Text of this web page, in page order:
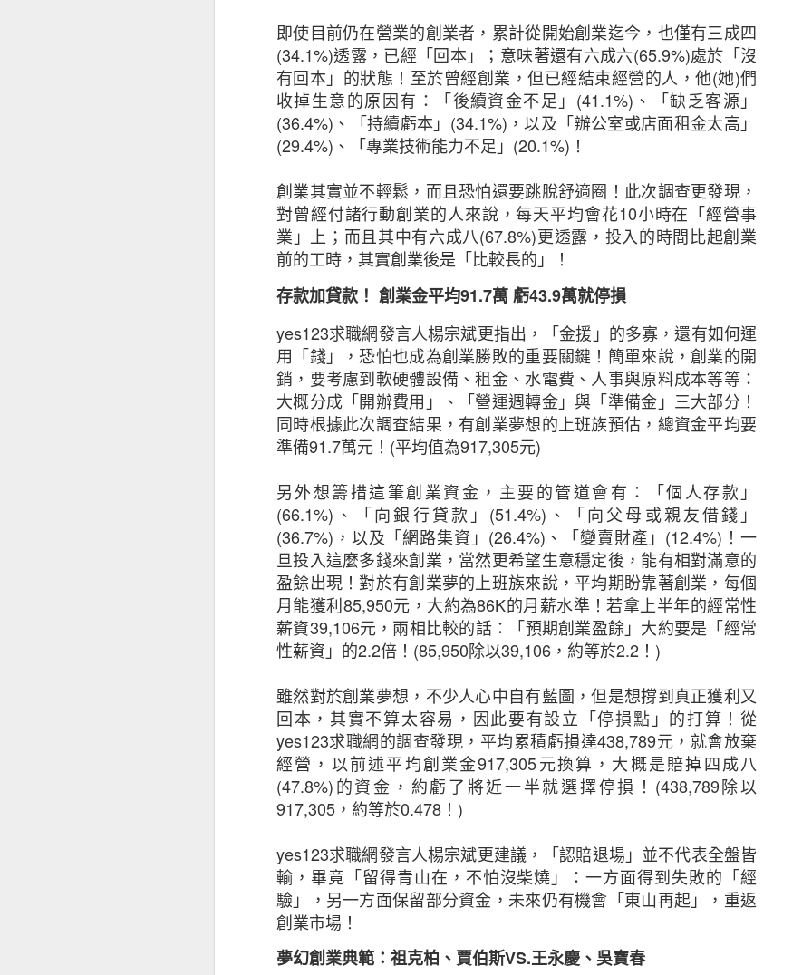
即使目前仍在營業的創業者，累計從開始創業迄今，也僅有三成四
(34.1%)透露，已經「回本」；意味著還有六成六(65.9%)處於「沒
有回本」的狀態！至於曾經創業，但已經結束經營的人，他(她)們
收掉生意的原因有：「後續資金不足」 (41.1%) 、「缺乏客源」
(36.4%) 、「持續虧本」 (34.1%) ，以及「辦公室或店面租金太高」
(29.4%) 、「專業技術能力不足」 (20.1%) ！
創業其實並不輕鬆，而且恐怕還要跳脫舒適圈！此次調查更發現，
對曾經付諸行動創業的人來說，每天平均會花10小時在「經營事
業」上；而且其中有六成八(67.8%)更透露，投入的時間比起創業
前的工時，其實創業後是「比較長的」！
存款加貸款！ 創業金平均91.7萬虧43.9萬就停損
yes123求職網發言人楊宗斌更指出，「金援」的多寡，還有如何運
用「錢」，恐怕也成為創業勝敗的重要關鍵！簡單來說，創業的開
銷，要考慮到軟硬體設備、租金、水電費、人事與原料成本等等：
大概分成「開辦費用」、「營運週轉金」與「準備金」三大部分！
同時根據此次調查結果，有創業夢想的上班族預估，總資金平均要
準備91.7萬元！ (平均值為917,305元)
另外想籌措這筆創業資金，主要的管道會有：「個人存款」
(66.1%) 、「向銀行貸款」 (51.4%) 、「向父母或親友借錢」
(36.7%) ，以及「網路集資」 (26.4%) 、「變賣財產」 (12.4%) ！一
旦投入這麼多錢來創業，當然更希望生意穩定後，能有相對滿意的
盈餘出現！對於有創業夢的上班族來說，平均期盼靠著創業，每個
月能獲利85,950元，大約為86K的月薪水準！若拿上半年的經常性
薪資39,106元，兩相比較的話：「預期創業盈餘」大約要是「經常
性薪資」的2.2倍！ (85,950除以39,106 ，約等於2.2 ！ )
雖然對於創業夢想，不少人心中自有藍圖，但是想撐到真正獲利又
回本，其實不算太容易，因此要有設立「停損點」的打算！從
yes123求職網的調查發現，平均累積虧損達438,789元，就會放棄
經營，以前述平均創業金917,305元換算，大概是賠掉四成八
(47.8%)的資金，約虧了將近一半就選擇停損！ (438,789除以
917,305 ，約等於0.478 ！ )
yes123求職網發言人楊宗斌更建議，「認賠退場」並不代表全盤皆
輸，畢竟「留得青山在，不怕沒柴燒」：一方面得到失敗的「經
驗」，另一方面保留部分資金，未來仍有機會「東山再起」，重返
創業市場！
夢幻創業典範：祖克柏、賈伯斯VS.王永慶、吳寶春
「香港電商與網絡安全問卷調查2021」結果
疫情加速本地電商發展．2020年有91%受訪者曾於網上購物
36% 電商顧客收過與其網購相關的可疑訊息
香港互聯網註冊管理有限公司（簡稱「HKIRC」 ）今日公布「香港電商
2021」（調查）結果。新冠病毒疫情出現，加速了世界數碼化的發展，並
變化，而網絡安全也更形重要。本次調查旨在探討香港採用電子商貿（電
絡安全的密切關係。
HKIRC於六月中旬曾進行一項研究，調查新冠病毒疫情期間，香港消費者
及零售商開展網上業務時所面對的挑戰。該項調查成功訪問了近1,300名
家，年齡層介乎18至54歲，涵蓋多個零售行業。
根據調查結果， HKIRC總結出以下有效贏取網上顧客心的電商策略六大秘訣
1. 使用多元銷售渠道進行電子商貿
2. 使用數碼身分表明公司的本地性質
3. 使用專用的企業域名電郵地址，而非一般免費電郵
4. 選用最佳域名，以增強消費者信心
5. 網站應採用 HTTPs加強顧客信心
6. 專注於數據保護措施，防止數據洩露
香港電商業務有所增長